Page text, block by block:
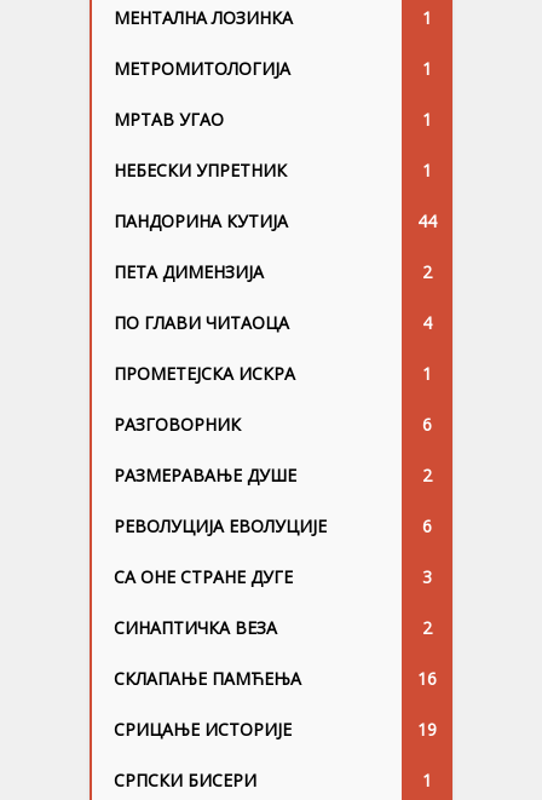
МЕНТАЛНА ЛОЗИНКА 1
МЕТРОМИТОЛОГИЈА 1
МРТАВ УГАО 1
НЕБЕСКИ УПРЕТНИК 1
ПАНДОРИНА КУТИЈА 44
ПЕТА ДИМЕНЗИЈА 2
ПО ГЛАВИ ЧИТАОЦА 4
ПРОМЕТЕЈСКА ИСКРА 1
РАЗГОВОРНИК 6
РАЗМЕРАВАЊЕ ДУШЕ 2
РЕВОЛУЦИЈА ЕВОЛУЦИЈЕ 6
СА ОНЕ СТРАНЕ ДУГЕ 3
СИНАПТИЧКА ВЕЗА 2
СКЛАПАЊЕ ПАМЋЕЊА 16
СРИЦАЊЕ ИСТОРИЈЕ 19
СРПСКИ БИСЕРИ 1